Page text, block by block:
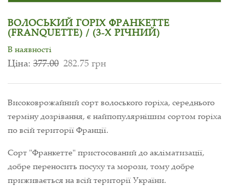
ВОЛОСЬКИЙ ГОРІХ ФРАНКЕТТЕ
(FRANQUETTE) / (3-Х РІЧНИЙ)
В наявності
Ціна: 377.00 282.75 грн
Високоврожайний сорт волоського горіха, середнього
терміну дозрівання, є найпопулярнішим сортом горіха
по всій території Франції.
Сорт "Франкетте" пристосований до акліматизації,
добре переносить посуху та морози, тому добре
приживається на всій території України.